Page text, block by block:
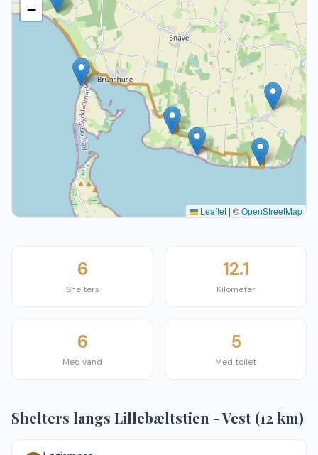
−
Leaflet | ©OpenStreetMap
6
Shelters
12.1
Kilometer
6
Med vand
5
Med toilet
Shelters langs Lillebæltstien - Vest (12 km)